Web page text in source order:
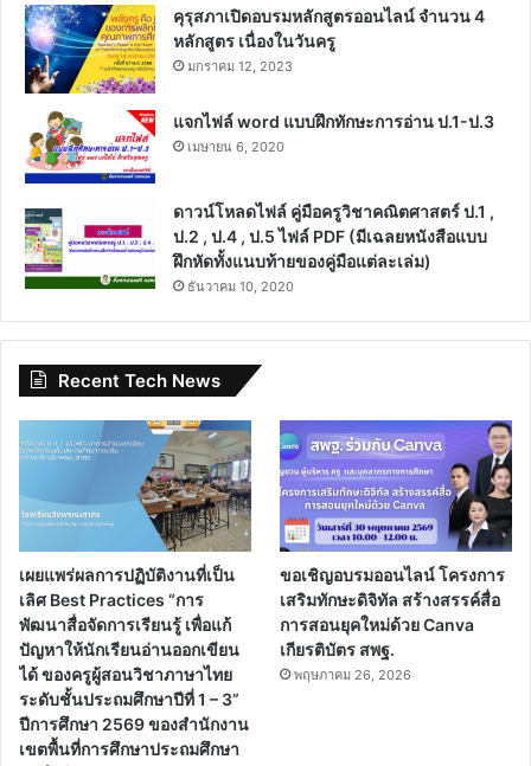
คุรุสภาเปิดอบรมหลักสูตรออนไลน์ จำนวน 4
หลักสูตร เนื่องในวันครู
มกราคม 12, 2023
แจกไฟล์ word แบบฝึกทักษะการอ่าน ป.1-ป.3
เมษายน 6, 2020
ดาวน์โหลดไฟล์ คู่มือครูวิชาคณิตศาสตร์ ป.1 ,
ป.2 , ป.4 , ป.5 ไฟล์ PDF (มีเฉลยหนังสือแบบ
ฝึกหัดทั้งแนบท้ายของคู่มือแต่ละเล่ม)
ธันวาคม 10, 2020
Recent Tech News
เผยแพร่ผลการปฏิบัติงานที่เป็น
เลิศ Best Practices “การ
พัฒนาสื่อจัดการเรียนรู้ เพื่อแก้
ปัญหาให้นักเรียนอ่านออกเขียน
ได้ ของครูผู้สอนวิชาภาษาไทย
ระดับชั้นประถมศึกษาปีที่ 1 – 3”
ปีการศึกษา 2569 ของสำนักงาน
เขตพื้นที่การศึกษาประถมศึกษา
ขอเชิญอบรมออนไลน์ โครงการ
เสริมทักษะดิจิทัล สร้างสรรค์สื่อ
การสอนยุคใหม่ด้วย Canva
เกียรติบัตร สพฐ.
พฤษภาคม 26, 2026